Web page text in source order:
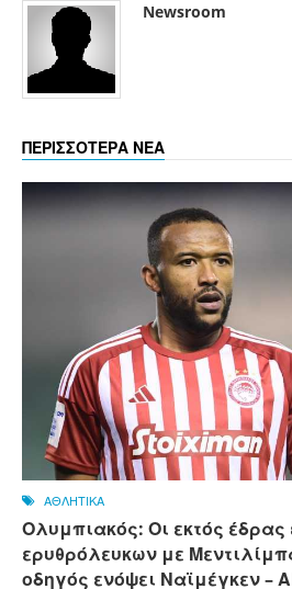
Newsroom
ΠΕΡΙΣΣΟΤΕΡΑ ΝΕΑ
ΑΘΛΗΤΙΚΑ
Ολυμπιακός: Οι εκτός έδρας
ερυθρόλευκων με
οδηγός ενόψει Ναϊμέγκεν –